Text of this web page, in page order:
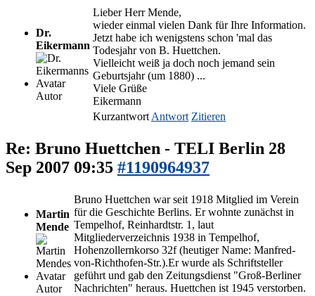
Dr.
Eikermann
Autor
Lieber Herr Mende,
wieder einmal vielen Dank für Ihre Information.
Jetzt habe ich wenigstens schon 'mal das
Todesjahr von B. Huettchen.
Vielleicht weiß ja doch noch jemand sein
Geburtsjahr (um 1880) ...
Viele Grüße
Eikermann
KurzantwortAntwort Zitieren
Re: Bruno Huettchen - TELI Berlin 28
Sep 2007 09:35 #1190964937
Martin
Mende
Autor
Bruno Huettchen war seit 1918 Mitglied im Verein
für die Geschichte Berlins. Er wohnte zunächst in
Tempelhof, Reinhardtstr. 1, laut
Mitgliederverzeichnis 1938 in Tempelhof,
Hohenzollernkorso 32f (heutiger Name: Manfred-
von-Richthofen-Str.).Er wurde als Schriftsteller
geführt und gab den Zeitungsdienst "Groß-Berliner
Nachrichten" heraus. Huettchen ist 1945 verstorben.